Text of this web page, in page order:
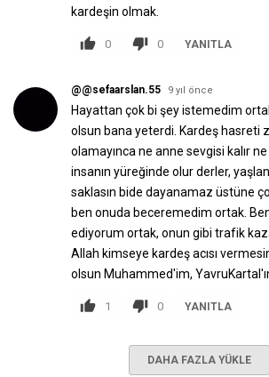
kardeşin olmak.
0 0 YANITLA
@@sefaarslan.55 9 yıl önce
Hayattan çok bi şey istemedim
olsun bana yeterdi. Kardeş hasreti
olamayınca ne anne sevgisi kalır
insanın yüreğinde olur derler,
saklasın bide dayanamaz üstüne
ben onuda beceremedim ortak.
ediyorum ortak, onun gibi trafik
Allah kimseye kardeş acısı
olsun Muhammed'im,
1 0 YANITLA
DAHA FAZLA YÜKLE